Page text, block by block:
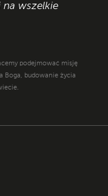
na wszelkie
podejmować misję
Boga, budowanie życia